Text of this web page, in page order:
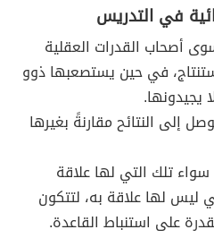
في التدريس
أصحاب القدرات العقلية
في حين يستصعبها ذوو
يجيدونها.
إلى النتائح مقارنةً بغيرها
سواء تلك التي لها علاقة
ليس لها علاقة به، لتتكون
على استنباط القاعدة.